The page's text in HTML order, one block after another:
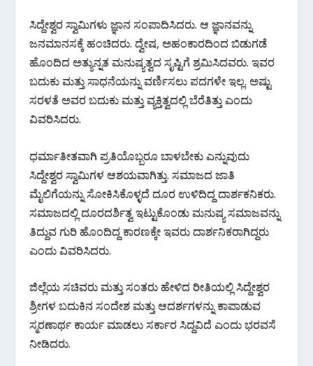
ಸಿದ್ದೇಶ್ವರ ಸ್ವಾಮಿಗಳು ಜ್ಞಾನ ಸಂಪಾದಿಸಿದರು. ಆ ಜ್ಞಾನವನ್ನು
ಜನಮಾನಸಕ್ಕೆ ಹಂಚಿದರು. ದ್ವೇಷ, ಅಹಂಕಾರದಿಂದ ಬಿಡುಗಡೆ
ಹೊಂದಿದ ಅತ್ಯುನ್ನತ ಮನುಷ್ಯತ್ವದ ಸೃಷ್ಟಿಗೆ ಶ್ರಮಿಸಿದವರು. ಇವರ
ಬದುಕು ಮತ್ತು ಸಾಧನೆಯನ್ನು ವರ್ಣಿಸಲು ಪದಗಳೇ ಇಲ್ಲ. ಅಷ್ಟು
ಸರಳತೆ ಅವರ ಬದುಕು ಮತ್ತು ವ್ಯಕ್ತಿತ್ವದಲ್ಲಿ ಬೆರೆತಿತ್ತು ಎಂದು
ವಿವರಿಸಿದರು.
ಧರ್ಮಾತೀತವಾಗಿ ಪ್ರತಿಯೊಬ್ಬರೂ ಬಾಳಬೇಕು ಎನ್ನುವುದು
ಸಿದ್ದೇಶ್ವರ ಸ್ವಾಮಿಗಳ ಆಶಯವಾಗಿತ್ತು. ಸಮಾಜದ ಜಾತಿ
ಮೈಲಿಗೆಯನ್ನು ಸೋಕಿಸಿಕೊಳ್ಳದೆ ದೂರ ಉಳಿದಿದ್ದ ದಾರ್ಶಕನಿಕರು.
ಸಮಾಜದಲ್ಲಿ ದೂರದರ್ಶಿತ್ವ ಇಟ್ಟುಕೊಂಡು ಮನುಷ್ಯ ಸಮಾಜವನ್ನು
ತಿದ್ದುವ ಗುರಿ ಹೊಂದಿದ್ದ ಕಾರಣಕ್ಕೇ ಇವರು ದಾರ್ಶನಿಕರಾಗಿದ್ದರು
ಎಂದು ವಿವರಿಸಿದರು.
ಜಿಲ್ಲೆಯ ಸಚಿವರು ಮತ್ತು ಸಂತರು ಹೇಳಿದ ರೀತಿಯಲ್ಲಿ ಸಿದ್ದೇಶ್ವರ
ಶ್ರೀಗಳ ಬದುಕಿನ ಸಂದೇಶ ಮತ್ತು ಆದರ್ಶಗಳನ್ನು ಕಾಪಾಡುವ
ಸ್ಮರಣಾರ್ಥ ಕಾರ್ಯ ಮಾಡಲು ಸರ್ಕಾರ ಸಿದ್ದವಿದೆ ಎಂದು ಭರವಸೆ
ನೀಡಿದರು.